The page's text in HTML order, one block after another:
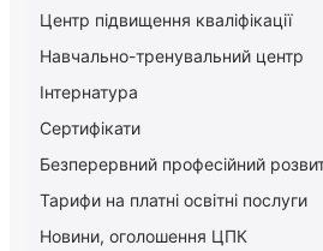
Центр підвищення кваліфікації
Навчально-тренувальний центр
Інтернатура
Сертифікати
Безперервний професійний
Тарифи на платні освітні послуги
Новини, оголошення ЦПК